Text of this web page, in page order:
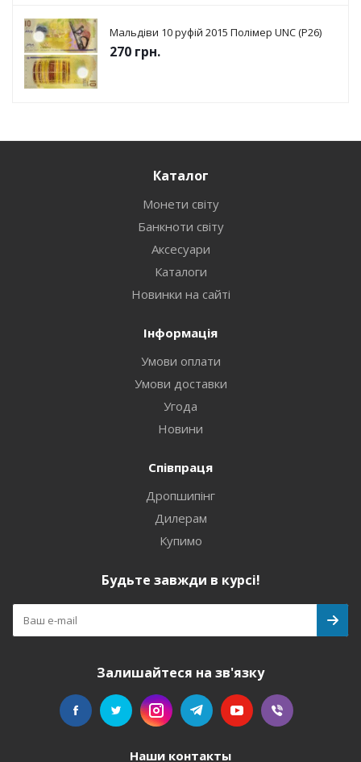
Мальдіви 10 руфій 2015 Полімер UNC (P26)
270 грн.
Каталог
Монети світу
Банкноти світу
Аксесуари
Каталоги
Новинки на сайті
Інформація
Умови оплати
Умови доставки
Угода
Новини
Співпраця
Дропшипінг
Дилерам
Купимо
Будьте завжди в курсі!
Залишайтеся на зв'язку
Наши контакты